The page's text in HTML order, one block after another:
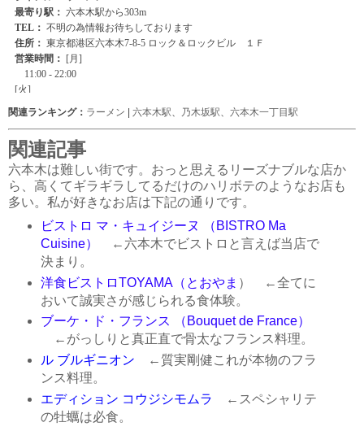
関連ランキング： ラーメン | 六本木駅 乃木坂駅 六本木一丁目駅
関連記事
六本木は難しい街です。おっと思えるリーズナブルな店か
ら、高くてギラギラしてるだけのハリボテのようなお店も
多い。私が好きなお店は下記の通りです。
ビストロ マ・キュイジーヌ （BISTRO Ma
Cuisine）
←六本木でビストロと言えば当店で
決まり。
洋食ビストロTOYAMA（とおやま ） ←全てに
おいて誠実さが感じられる食体験。
ブーケ・ド・フランス （Bouquet de France）
←がっしりと真正直で骨太なフランス料理。
ル ブルギニオン ←質実剛健これが本物のフラ
ンス料理。
エディション コウジシモムラ ←スペシャリテ
の牡蠣は必食。